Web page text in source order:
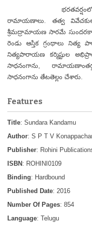
భరతవర్షంలో ఆస్తిక
రామాయణాలు. తత్వ
శ్రీమద్రామాయణ సారమే
రెండు ఆస్తిక గ్రంథాలు
నిత్యపారాయణ కర్మిష్టుల
సాధనంగాను,
సాధనంగాను తేటతెల్లం చేశారు.
Features
Title: Sundara Kandamu
Author: S P T V
Publisher: Rohini
ISBN : ROHINI0109
Binding: Hardbound
Published Date: 2016
Number Of Pages: 854
Language: Telugu